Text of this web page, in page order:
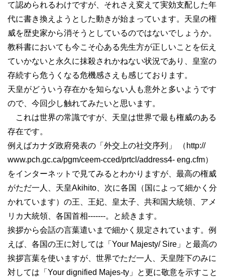
て認められるわけですが、それさえ変えて実効支配した年
代に書き換えようとした動きが始まっています。天皇の権
威を歴史家から消そうとしているのではないでしょうか。
教科書においても今こそ心ある先生方が正しいことを伝え
ていかないと永久に抹殺されかねない状況であり、皇室の
存続すら危うくなる危機感さえも感じております。
天皇がどういう存在かを知らない人も意外と多いようです
ので、今回少し触れてみたいと思います。
これは世界の常識ですが、天皇は世界で最も権威のある
存在です。
例えばカナダ政府発表の「外交上の社交序列」 （http://
www.pch.gc.ca/pgm/ceem-cced/prtcl/address4- eng.cfm）
をインターネットで見てみるとわかりますが、最高の権威
がただ一人、天皇Akihito、次に各国（国によって細かく分
かれています）の王、王妃、皇太子、共和国大統領、アメ
リカ大統領、各国首相-------。と続きます。
挨拶から会話の言葉遣いまで細かく規定されています。例
えば、各国の王に対しては「Your Majesty/ Sire」と最高の
挨拶言葉を使いますが、世界でただ一人、天皇陛下のみに
対しては「Your dignified Majes-ty」と更に敬意を示すこと